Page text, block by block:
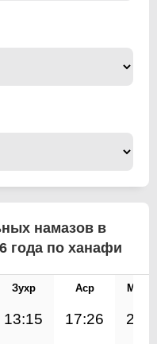
намазов в
года по ханафи
Зухр Аср
13:15 17:26